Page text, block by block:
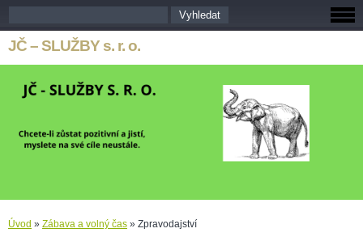
JČ – SLUŽBY s. r. o.
Úvod » Zábava a volný čas » Zpravodajství